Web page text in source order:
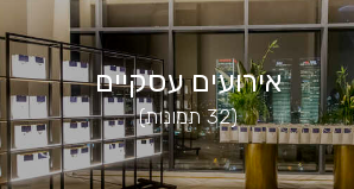
אירועים עסקיים
(32 תמונות)